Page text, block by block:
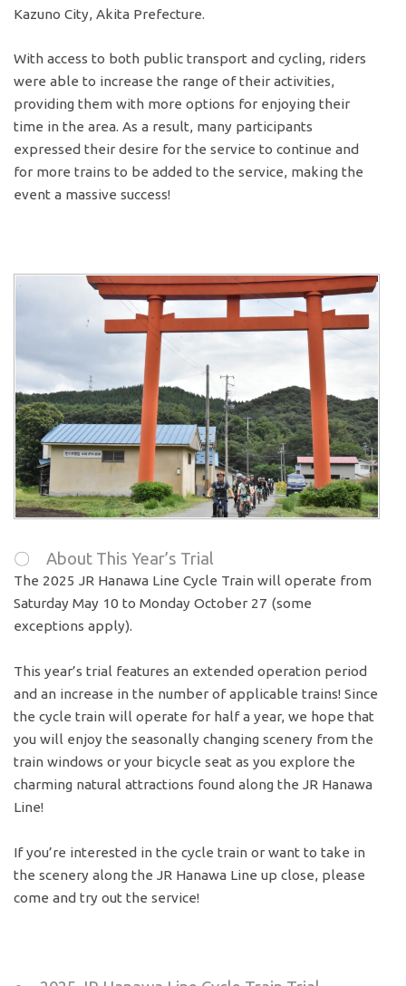
Kazuno City, Akita Prefecture.
With access to both public transport and cycling, riders
were able to increase the range of their activities,
providing them with more options for enjoying their
time in the area. As a result, many participants
expressed their desire for the service to continue and
for more trains to be added to the service, making the
event a massive success!
〇 About This Year’s Trial
The 2025 JR Hanawa Line Cycle Train will operate from
Saturday May 10 to Monday October 27 (some
exceptions apply).
This year’s trial features an extended operation period
and an increase in the number of applicable trains! Since
the cycle train will operate for half a year, we hope that
you will enjoy the seasonally changing scenery from the
train windows or your bicycle seat as you explore the
charming natural attractions found along the JR Hanawa
Line!
If you’re interested in the cycle train or want to take in
the scenery along the JR Hanawa Line up close, please
come and try out the service!